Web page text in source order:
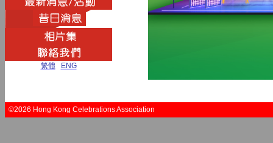
繁體 ENG
©2026 Hong Kong Celebrations Association